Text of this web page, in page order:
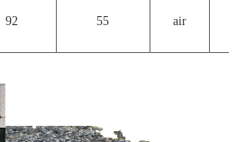
92 55 air